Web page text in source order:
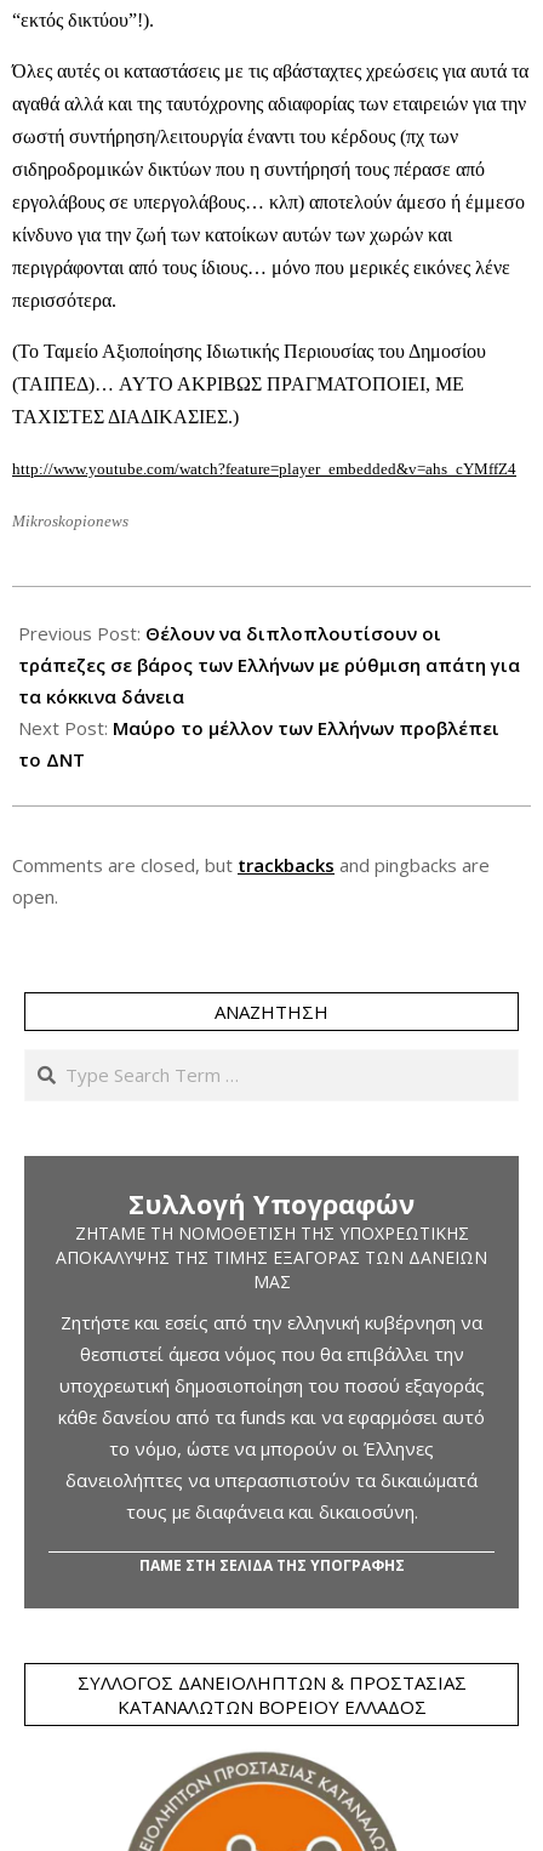
“εκτός δικτύου”!).
Όλες αυτές οι καταστάσεις με τις αβάσταχτες χρεώσεις για αυτά τα
αγαθά αλλά και της ταυτόχρονης αδιαφορίας των εταιρειών για την
σωστή συντήρηση/λειτουργία έναντι του κέρδους (πχ των
σιδηροδρομικών δικτύων που η συντήρησή τους πέρασε από
εργολάβους σε υπεργολάβους… κλπ) αποτελούν άμεσο ή έμμεσο
κίνδυνο για την ζωή των κατοίκων αυτών των χωρών και
περιγράφονται από τους ίδιους… μόνο που μερικές εικόνες λένε
περισσότερα.
(Το Ταμείο Αξιοποίησης Ιδιωτικής Περιουσίας του Δημοσίου
(ΤΑΙΠΕΔ)… AYTO AKΡΙΒΩΣ ΠΡΑΓΜΑΤΟΠΟΙΕΙ, ΜΕ
ΤΑΧΙΣΤΕΣ ΔΙΑΔΙΚΑΣΙΕΣ.)
http://www.youtube.com/watch?feature=player_embedded&v=ahs_cYMffZ4
Mikroskopionews
01-
22
Previous Post: Θέλουν να διπλοπλουτίσουν οι
τράπεζες σε βάρος των Ελλήνων με ρύθμιση απάτη για
τα κόκκινα δάνεια
Next Post: Μαύρο το μέλλον των Ελλήνων προβλέπει
το ΔΝΤ
Comments are closed, but trackbacks and pingbacks are
open.
ΑΝΑΖΉΤΗΣΗ
Search
Συλλογή Υπογραφών
ΖΗΤΆΜΕ ΤΗ ΝΟΜΟΘΈΤΙΣΗ ΤΗΣ ΥΠΟΧΡΕΩΤΙΚΉΣ
ΑΠΟΚΆΛΥΨΗΣ ΤΗΣ ΤΙΜΉΣ ΕΞΑΓΟΡΆΣ ΤΩΝ ΔΑΝΕΊΩΝ
ΜΑΣ
Ζητήστε και εσείς από την ελληνική κυβέρνηση να
θεσπιστεί άμεσα νόμος που θα επιβάλλει την
υποχρεωτική δημοσιοποίηση του ποσού εξαγοράς
κάθε δανείου από τα funds και να εφαρμόσει αυτό
το νόμο, ώστε να μπορούν οι Έλληνες
δανειολήπτες να υπερασπιστούν τα δικαιώματά
τους με διαφάνεια και δικαιοσύνη.
ΠΑΜΕ ΣΤΗ ΣΕΛΙΔΑ ΤΗΣ ΥΠΟΓΡΑΦΗΣ
ΣΎΛΛΟΓΟΣ ΔΑΝΕΙΟΛΗΠΤΏΝ & ΠΡΟΣΤΑΣΊΑΣ
ΚΑΤΑΝΑΛΩΤΏΝ ΒΟΡΕΊΟΥ ΕΛΛΆΔΟΣ